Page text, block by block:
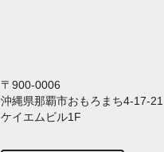
〒900-0006
沖縄県那覇市おもろまち4-17-21
ケイエムビル1F